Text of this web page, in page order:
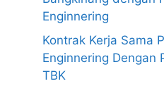
Enginnering
Kontrak Kerja Sama
Enginnering Dengan
TBK